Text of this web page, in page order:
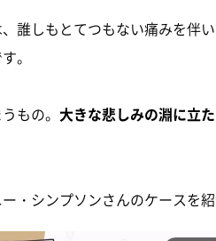
誰しもとてつもない痛みを伴
。
もの。 大きな悲しみの淵に立
・シンプソンさんのケースを紹